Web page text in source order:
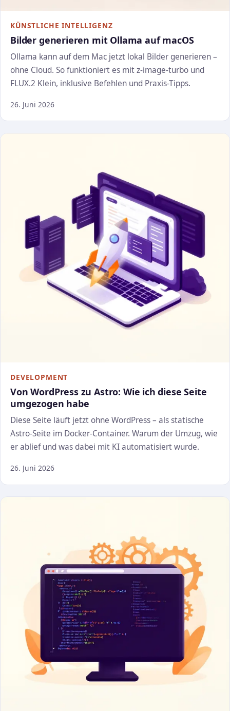
KÜNSTLICHE INTELLIGENZ
Bilder generieren mit Ollama auf macOS
Ollama kann auf dem Mac jetzt lokal Bilder generieren –
ohne Cloud. So funktioniert es mit z-image-turbo und
FLUX.2 Klein, inklusive Befehlen und Praxis-Tipps.
26. Juni 2026
DEVELOPMENT
Von WordPress zu Astro: Wie ich diese Seite
umgezogen habe
Diese Seite läuft jetzt ohne WordPress – als statische
Astro-Seite im Docker-Container. Warum der Umzug, wie
er ablief und was dabei mit KI automatisiert wurde.
26. Juni 2026